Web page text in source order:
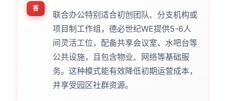
答
联合办公特别适合初创团队、分支机构或
项目制工作组，德必世纪WE提供5-6人
间灵活工位，配备共享会议室、水吧台等
公共设施，且包含物业、网络等基础服
务。这种模式能有效降低初期运营成本，
并享受园区社群资源。